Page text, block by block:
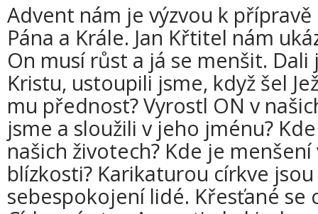
Advent nám je výzvou k
Pána a Krále. Jan Křtitel nám
On musí růst a já se menšit.
Kristu, ustoupili jsme, když šel
mu přednost? Vyrostl ON v
jsme a sloužili v jeho jménu?
našich životech? Kde je
blízkosti? Karikaturou církve
sebespokojení lidé. Křesťané se